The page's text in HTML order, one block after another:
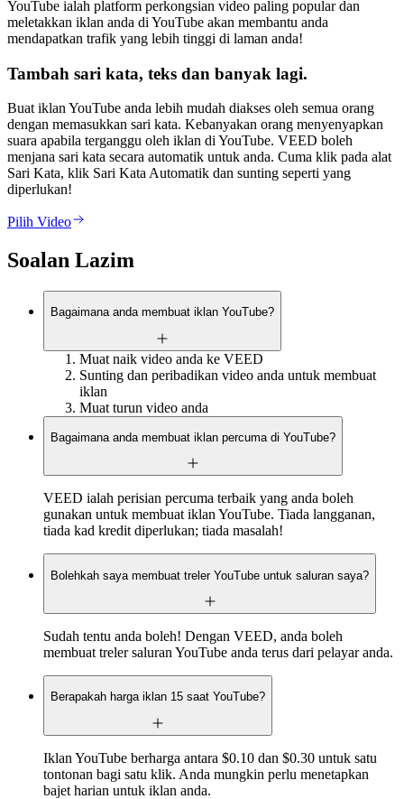
YouTube ialah platform perkongsian video paling popular dan
meletakkan iklan anda di YouTube akan membantu anda
mendapatkan trafik yang lebih tinggi di laman anda!
Tambah sari kata, teks dan banyak lagi.
Buat iklan YouTube anda lebih mudah diakses oleh semua orang
dengan memasukkan sari kata. Kebanyakan orang menyenyapkan
suara apabila terganggu oleh iklan di YouTube. VEED boleh
menjana sari kata secara automatik untuk anda. Cuma klik pada alat
Sari Kata, klik Sari Kata Automatik dan sunting seperti yang
diperlukan!
Pilih Video
Soalan Lazim
Bagaimana anda membuat iklan YouTube?
Muat naik video anda ke VEED
Sunting dan peribadikan video anda untuk membuat
iklan
Muat turun video anda
Bagaimana anda membuat iklan percuma di YouTube?
VEED ialah perisian percuma terbaik yang anda boleh
gunakan untuk membuat iklan YouTube. Tiada langganan,
tiada kad kredit diperlukan; tiada masalah!
Bolehkah saya membuat treler YouTube untuk saluran saya?
Sudah tentu anda boleh! Dengan VEED, anda boleh
membuat treler saluran YouTube anda terus dari pelayar anda.
Berapakah harga iklan 15 saat YouTube?
Iklan YouTube berharga antara $0.10 dan $0.30 untuk satu
tontonan bagi satu klik. Anda mungkin perlu menetapkan
bajet harian untuk iklan anda.